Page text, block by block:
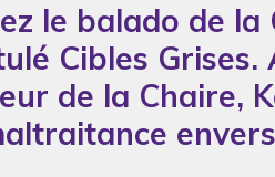
SYNTHÈSE
le balado de
Cibles
de la Chaire,